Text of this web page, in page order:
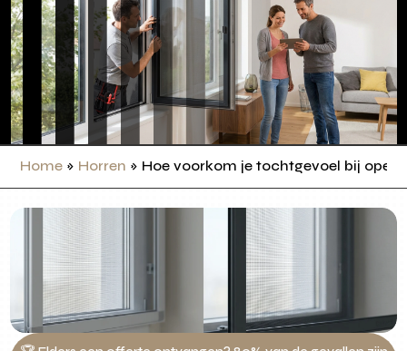
Home » Horren » Hoe voorkom je tochtgevoel bij open